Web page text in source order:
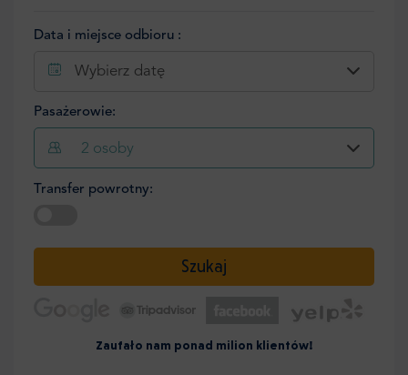
Data i miejsce odbioru :
Wybierz datę
Pasażerowie:
2 osoby
Transfer powrotny:
Szukaj
Zaufało nam ponad milion klientów!